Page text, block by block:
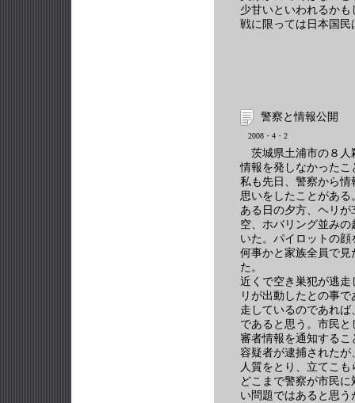
少甘いといわれるか
戦に限っては日本国
警察と情報公開
2008・4・2
茨城県土浦市の８人
情報を発しなかった
私も先日、警察から
思いをしたことがある
ある日の夕方、ヘリが
空、ホバリング並み
いた。パイロットの
何事かと家族全員で
た。
近くで空き巣犯が逃
リが出動したとの事
走しているのであれ
であると思う。市民
審者情報を通知する
容疑者が逮捕された
人質をとり、立てこ
どこまで警察が市民
い問題ではあると思